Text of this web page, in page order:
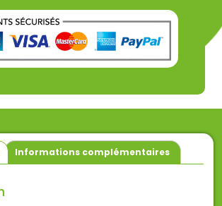
Informations complémentaires